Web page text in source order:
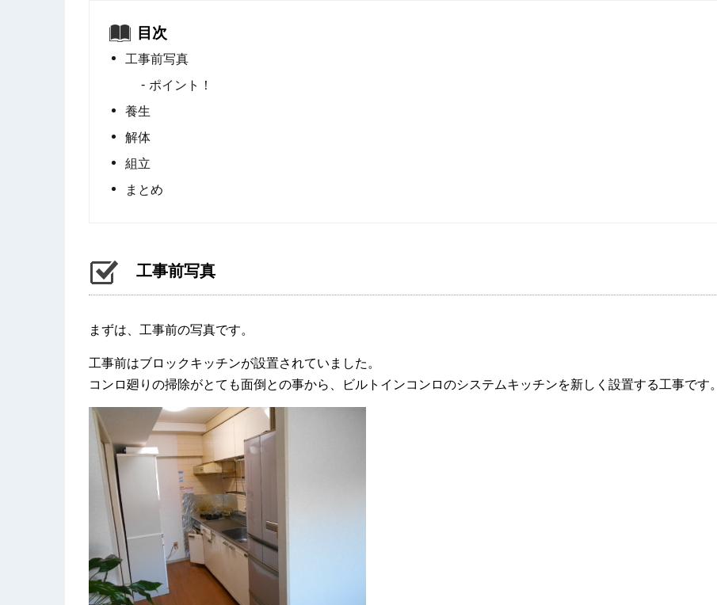
目次
工事前写真
ポイント！
養生
解体
組立
まとめ
工事前写真
まずは、工事前の写真です。
工事前はブロックキッチンが設置されていました。
コンロ廻りの掃除がとても面倒との事から、ビルトインコンロのシステムキッチンを新しく設置する工事です。